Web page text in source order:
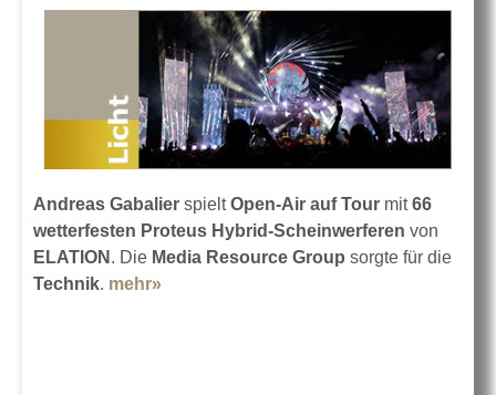
Andreas Gabalier spieltOpen-Air auf Tour mit66
wetterfesten Proteus Hybrid-Scheinwerferen von
ELATION . Die Media Resource Group sorgte für die
Technik. mehr»